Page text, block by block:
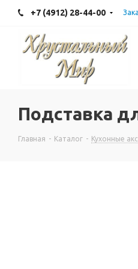
+7 (4912) 28-44-00
Подставка
Главная - Каталог - Кухонные